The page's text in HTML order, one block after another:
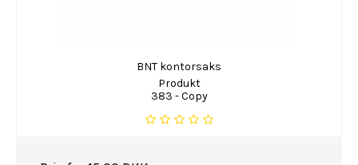
BNT kontorsaks
Produkt
383 - Copy